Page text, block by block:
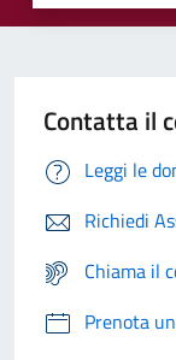
Contatta il
Leggi le
Richiedi
Chiama il
Prenota